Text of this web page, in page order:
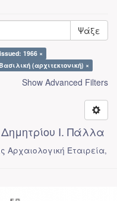
Ψάξε
1966 ×
(αρχιτεκτονική) ×
Show Advanced Filters
Ι. Πάλλα
Αρχαιολογική Εταιρεία,